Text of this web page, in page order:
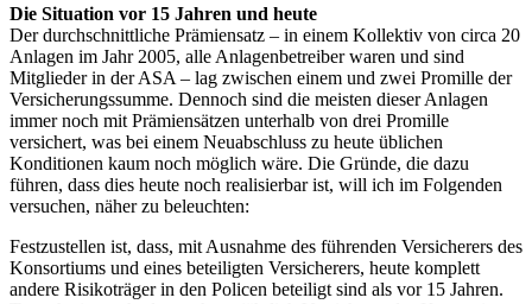
Die Situation vor 15 Jahren und heute
Der durchschnittliche Prämiensatz – in einem Kollektiv von circa 20
Anlagen im Jahr 2005, alle Anlagenbetreiber waren und sind
Mitglieder in der ASA – lag zwischen einem und zwei Promille der
Versicherungssumme. Dennoch sind die meisten dieser Anlagen
immer noch mit Prämiensätzen unterhalb von drei Promille
versichert, was bei einem Neuabschluss zu heute üblichen
Konditionen kaum noch möglich wäre. Die Gründe, die dazu
führen, dass dies heute noch realisierbar ist, will ich im Folgenden
versuchen, näher zu beleuchten:
Festzustellen ist, dass, mit Ausnahme des führenden Versicherers des
Konsortiums und eines beteiligten Versicherers, heute komplett
andere Risikoträger in den Policen beteiligt sind als vor 15 Jahren.